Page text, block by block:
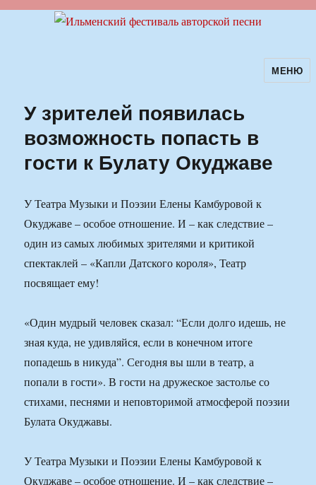
Ильменский фестиваль авторскойМЕНЮ
У зрителей появилась
возможность попасть в
гости к Булату Окуджаве
У Театра Музыки и Поэзии Елены Камбуровой к
Окуджаве – особое отношение. И – как следствие –
один из самых любимых зрителями и критикой
спектаклей – «Капли Датского короля», Театр
посвящает ему!
«Один мудрый человек сказал: “Если долго идешь, не
зная куда, не удивляйся, если в конечном итоге
попадешь в никуда”. Сегодня вы шли в театр, а
попали в гости». В гости на дружеское застолье со
стихами, песнями и неповторимой атмосферой поэзии
Булата Окуджавы.
У Театра Музыки и Поэзии Елены Камбуровой к
Окуджаве – особое отношение. И – как следствие –